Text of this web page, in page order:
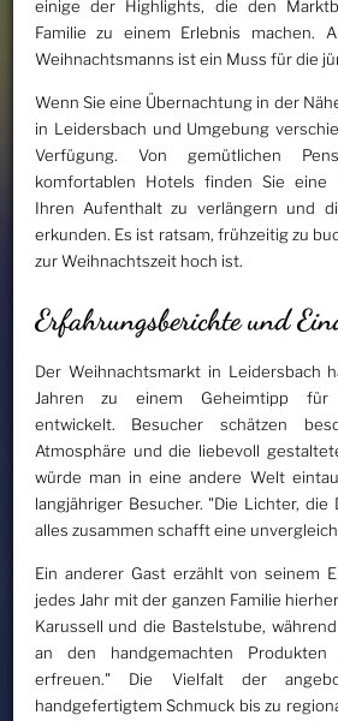
einige der Highlights, die den
Familie zu einem Erlebnis machen.
Weihnachtsmanns ist ein Muss für die
Wenn Sie eine Übernachtung in der
in Leidersbach und Umgebung
Verfügung. Von gemütlichen
komfortablen Hotels finden Sie eine
Ihren Aufenthalt zu verlängern und
erkunden. Es ist ratsam, frühzeitig zu
zur Weihnachtszeit hoch ist.
Erfahrungsberichte und
Der Weihnachtsmarkt in Leidersbach
Jahren zu einem Geheimtipp für
entwickelt. Besucher schätzen
Atmosphäre und die liebevoll
würde man in eine andere Welt
langjähriger Besucher. "Die Lichter,
alles zusammen schafft eine
Ein anderer Gast erzählt von seinem
jedes Jahr mit der ganzen Familie
Karussell und die Bastelstube,
an den handgemachten
erfreuen." Die Vielfalt der
handgefertigtem Schmuck bis zu